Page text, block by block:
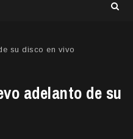
su disco en vivo
adelanto de su